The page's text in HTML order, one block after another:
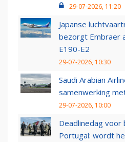
29-07-2026, 11:20
Japanse
bezorgt Embraer
E190-E2
29-07-2026, 10:30
Saudi Arabian
samenwerking
29-07-2026, 10:00
Deadlinedag voor
Portugal: wordt